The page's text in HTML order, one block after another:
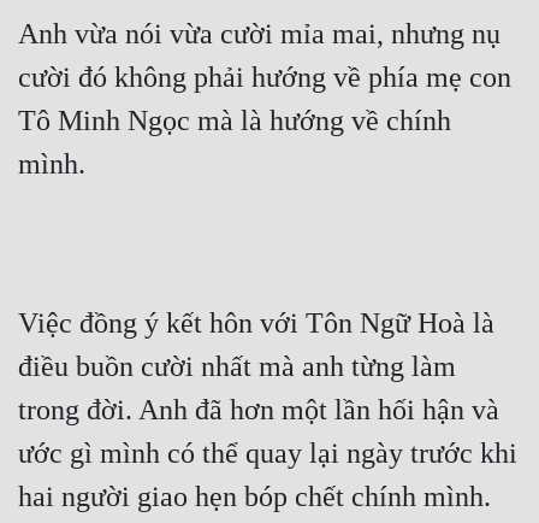
Anh vừa nói vừa cười mỉa mai, nhưng nụ
cười đó không phải hướng về phía mẹ con
Tô Minh Ngọc mà là hướng về chính
mình.
Việc đồng ý kết hôn với Tôn Ngữ Hoà là
điều buồn cười nhất mà anh từng làm
trong đời. Anh đã hơn một lần hối hận và
ước gì mình có thể quay lại ngày trước khi
hai người giao hẹn bóp chết chính mình.